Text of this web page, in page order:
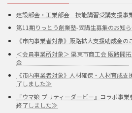
建設部会・工業部会 技能講習受講支援事
第11期りっとう創業塾-受講生募集のお知
《市内事業者対象》販路拡大支援助成金の
＜会員事業所対象＞ 栗東市商工会 販路開
金
《市内事業者対象》人材確保・人材育成
了しました≫
『ウマ娘 プリティーダービー』コラボ事
終了しました≫